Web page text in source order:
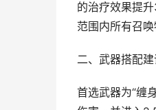
的治疗效果提
范围内所有召
二、武器搭配建
首选武器为“缠